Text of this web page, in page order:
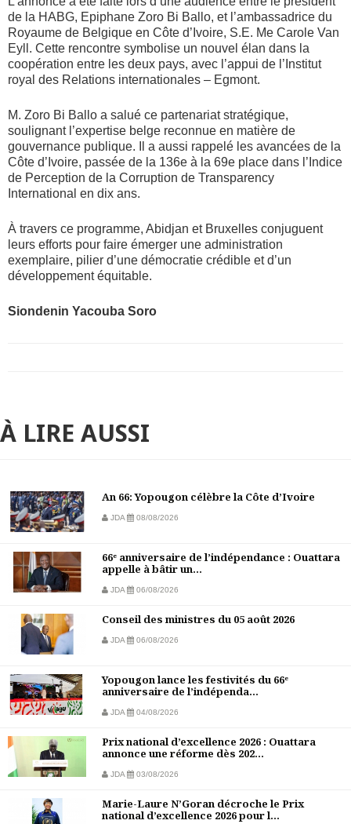
de la HABG, Epiphane Zoro Bi Ballo, et l’ambassadrice du
Royaume de Belgique en Côte d’Ivoire, S.E. Me Carole Van
Eyll. Cette rencontre symbolise un nouvel élan dans la
coopération entre les deux pays, avec l’appui de l’Institut
royal des Relations internationales – Egmont.
M. Zoro Bi Ballo a salué ce partenariat stratégique,
soulignant l’expertise belge reconnue en matière de
gouvernance publique. Il a aussi rappelé les avancées de la
Côte d’Ivoire, passée de la 136e à la 69e place dans l’Indice
de Perception de la Corruption de Transparency
International en dix ans.
À travers ce programme, Abidjan et Bruxelles conjuguent
leurs efforts pour faire émerger une administration
exemplaire, pilier d’une démocratie crédible et d’un
développement équitable.
Siondenin Yacouba Soro
À LIRE AUSSI
An 66: Yopougon célèbre la Côte d’Ivoire
JDA 08/08/2026
66ᵉ anniversaire de l’indépendance : Ouattara
appelle à bâtir un...
JDA 06/08/2026
Conseil des ministres du 05 août 2026
JDA 06/08/2026
Yopougon lance les festivités du 66ᵉ
anniversaire de l’indépenda...
JDA 04/08/2026
Prix national d’excellence 2026 : Ouattara
annonce une réforme dès 202...
JDA 03/08/2026
Marie-Laure N’Goran décroche le Prix
national d’excellence 2026 pour l...